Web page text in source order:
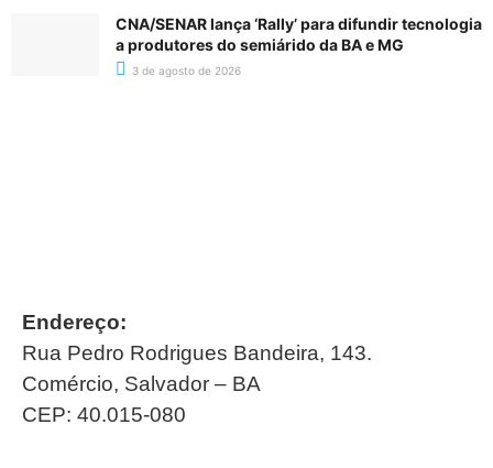
CNA/SENAR lança ‘Rally’ para difundir tecnologia
a produtores do semiárido da BA e MG
3 de agosto de 2026
Endereço:
Rua Pedro Rodrigues Bandeira, 143.
Comércio, Salvador – BA
CEP: 40.015-080